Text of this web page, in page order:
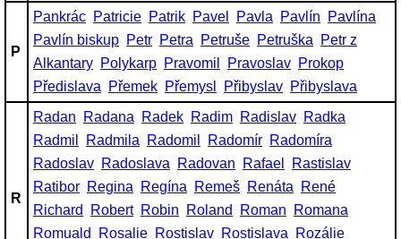
P
Pankrác Patricie Patrik Pavel Pavla Pavlín
Pavlína
Pavlín biskup Petr Petra Petruše Petruška
Petr z
Alkantary Polykarp Pravomil Pravoslav Prokop
Předislava
Přemek Přemysl Přibyslav Přibyslava
R
Radan Radana Radek Radim Radislav Radka
Radmil
Radmila Radomil Radomír Radomíra
Radoslav Radoslava Radovan Rafael
Rastislav
Ratibor Regina Regína Remeš Renáta
René
Richard
Robert Robin Roland Roman
Romana
Romuald
Rosalie Rostislav Rostislava
Rozálie